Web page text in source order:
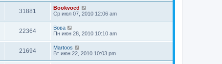
31881
Bookvoed
Ср июл 07, 2010 12:06 am
22364
Вова
Пн июн 28, 2010 10:10 am
21694
Martoos
Вт июн 22, 2010 10:03 pm